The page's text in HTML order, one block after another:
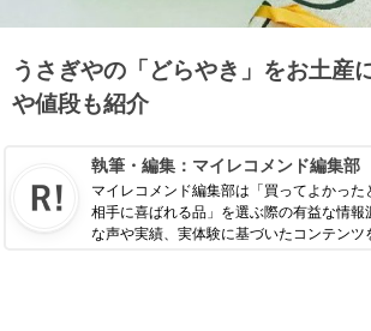
うさぎやの「どらやき」をお土産
や値段も紹介
執筆・編集： マイレコメンド編集部
マイレコメンド編集部は「買ってよかった
相手に喜ばれる品」を選ぶ際の有益な情
な声や実績、実体験に基づいたコンテンツ